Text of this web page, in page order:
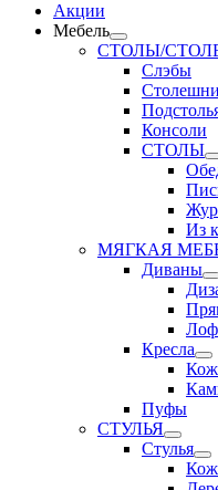
Акции
Мебель
СТОЛЫ/
Слэбы
Консоли
СТОЛЫ
Из
МЯГКАЯ
Диваны
Кресла
Пуфы
СТУЛЬЯ
Стулья